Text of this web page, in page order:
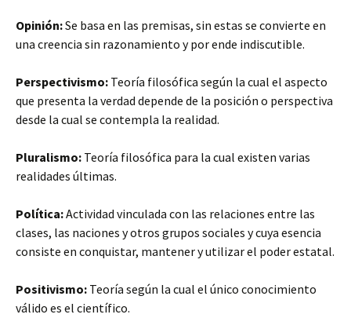
Opinión:Se basa en las premisas, sin estas se convierte en
una creencia sin razonamiento y por ende indiscutible.
Perspectivismo: Teoría filosófica según la cual el aspecto
que presenta la verdad depende de la posición o perspectiva
desde la cual se contempla la realidad.
Pluralismo: Teoría filosófica para la cual existen varias
realidades últimas.
Política:Actividad vinculada con las relaciones entre las
clases, las naciones y otros grupos sociales y cuya esencia
consiste en conquistar, mantener y utilizar el poder estatal.
Positivismo: Teoría según la cual el único conocimiento
válido es el científico.